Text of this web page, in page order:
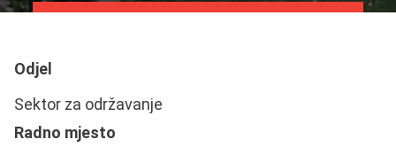
Odjel
Sektor za održavanje
Radno mjesto